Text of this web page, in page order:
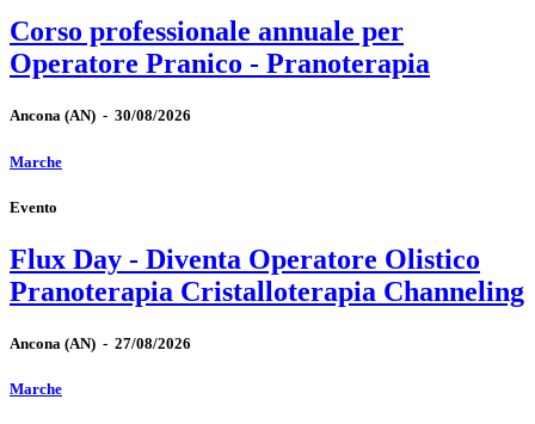
Corso professionale annuale per
Operatore Pranico - Pranoterapia
Ancona (AN) - 30/08/2026
Marche
Evento
Flux Day - Diventa Operatore Olistico
Pranoterapia Cristalloterapia Channeling
Ancona (AN) - 27/08/2026
Marche